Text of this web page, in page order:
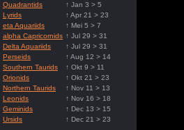
Quadrantids
↑ Jan 3 > 5
Lyrids
↑ Apr 21 > 23
eta Aquariids
↑ Mei 5 > 7
alpha Capricornids ↑ Jul 29 > 31
Delta Aquariids
↑ Jul 29 > 31
Perseids
↑ Aug 12 > 14
Southern Taurids
↑ Okt 9 > 11
Orionids
↑ Okt 21 > 23
Northern Taurids
↑ Nov 11 > 13
Leonids
↑ Nov 16 > 18
Geminids
↑ Dec 13 > 15
Ursids ↑ Dec 21 > 23